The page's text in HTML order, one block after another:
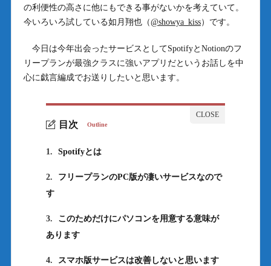
の利便性の高さに他にもできる事がないかを考えていて。
今いろいろ試している如月翔也（@showya_kiss）です。
今日は今年出会ったサービスとしてSpotifyとNotionのフ
リープランが最強クラスに強いアプリだというお話しを中
心に戯言編成でお送りしたいと思います。
目次 Outline
1. Spotifyとは
2.
フリープランのPC版が凄いサービスなので
す
3.
このためだけにパソコンを用意する意味が
あります
4.
スマホ版サービスは改善しないと思います